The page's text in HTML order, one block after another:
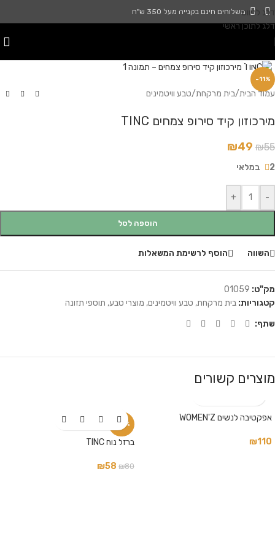
דלג לניווט
דלג לתוכן ראשי
משלוחים חינם בקנייה מעל 350 ש"ח
-11%
עמוד הבית/בית מרקחת/טבע וויטמינים
מירכוזון קיד סירופ צמחים TINC
₪55
₪49
2 במלאי
-
+
הוספה לסל
השווה הוסף לרשימת המשאלות
מק"ט: 01059
קטגוריות: בית מרקחת, טבע וויטמינים, מוצרי טבע, תוספי תזונה
שתף:
מוצרים קשורים
אפקטיבה לנשים WOMEN'Z
₪110
-28%
ברזל נוח TINC
₪80
₪58